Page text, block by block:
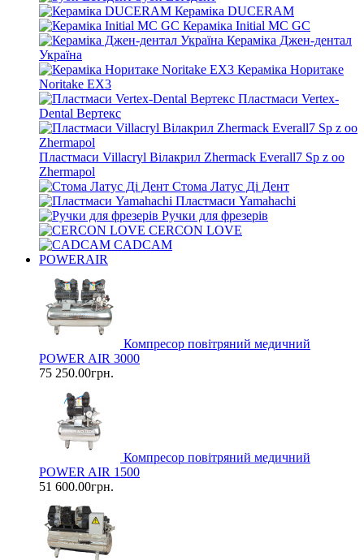
Кераміка DUCERAM
Кераміка Initial MC GC
Кераміка Джен-дентал
Україна
Кераміка Норитаке
Noritake EX3
Пластмаси Vertex-
Dental Вертекс
Пластмаси Villacryl Вілакрил Zhermack Everall7 Sp z oo
Zhermapol
Стома Латус Ді Дент
Пластмаси Yamahachi
Ручки для фрезерів
CERCON LOVE
CADCAM
POWERAIR
Компресор повітряний медичний
POWER AIR 3000
75 250.00грн.
Компресор повітряний медичний
POWER AIR 1500
51 600.00грн.